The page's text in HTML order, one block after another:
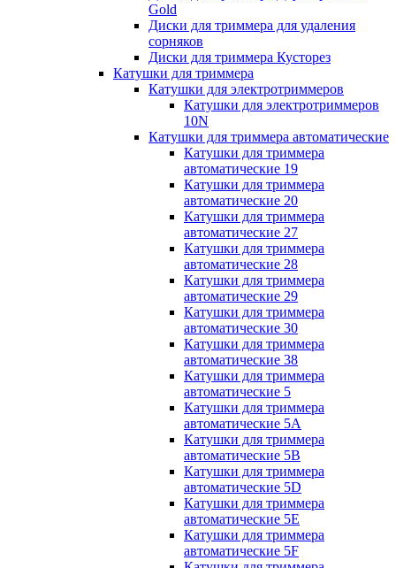
Gold
Диски для триммера для удаления
сорняков
Диски для триммера Кусторез
Катушки для триммера
Катушки для электротриммеров
Катушки для электротриммеров
10N
Катушки для триммера автоматические
Катушки для триммера
автоматические 19
Катушки для триммера
автоматические 20
Катушки для триммера
автоматические 27
Катушки для триммера
автоматические 28
Катушки для триммера
автоматические 29
Катушки для триммера
автоматические 30
Катушки для триммера
автоматические 38
Катушки для триммера
автоматические 5
Катушки для триммера
автоматические 5A
Катушки для триммера
автоматические 5B
Катушки для триммера
автоматические 5D
Катушки для триммера
автоматические 5E
Катушки для триммера
автоматические 5F